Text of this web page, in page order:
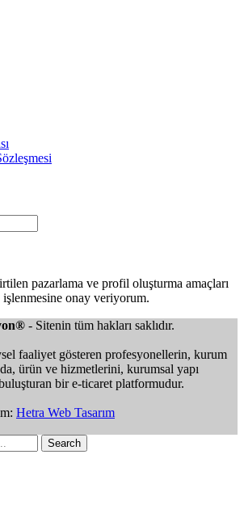
pazarlama ve profil oluşturma amaçları
onay veriyorum.
- Sitenin tüm hakları saklıdır.
faaliyet gösteren profesyonellerin, kurum
ürün ve hizmetlerini, kurumsal yapı
bir e-ticaret platformudur.
Hetra Web Tasarım
Search